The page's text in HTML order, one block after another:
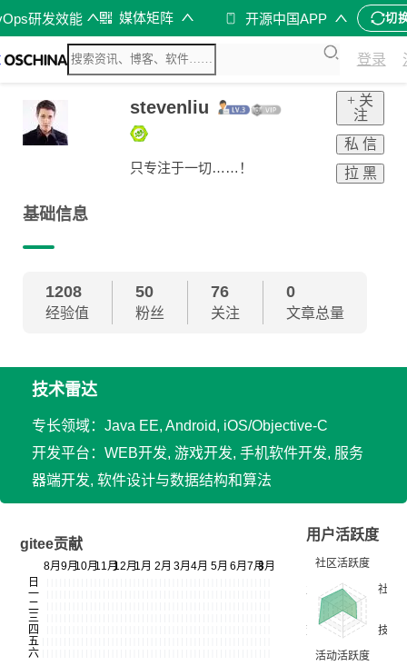
研发效能 媒体矩阵 开源中国APP 切
登录
stevenliu
只专注于一切……！
+ 关
注
私 信
拉 黑
基础信息
1208
经验值
50
粉丝
76
关注
0
文章总量
技术雷达
专长领域：Java EE, Android, iOS/Objective-C
开发平台：WEB开发, 游戏开发, 手机软件开发, 服务
器端开发, 软件设计与数据结构和算法
gitee贡献
用户活跃度